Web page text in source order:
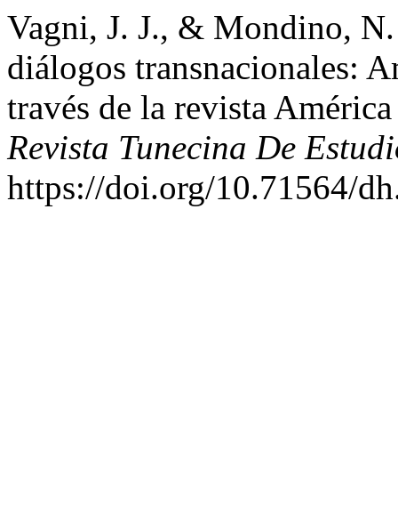
Vagni, J. J., & Mondino,
diálogos transnacionales:
través de la revista
Revista Tunecina De
https://doi.org/10.71564/